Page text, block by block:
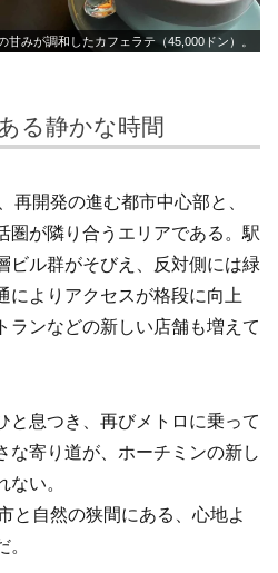
みが調和したカフェラテ（45,000ドン）。
る静かな時間
再開発の進む都市中心部と、
圏が隣り合うエリアである。駅
ビル群がそびえ、反対側には緑
によりアクセスが格段に向上
ランなどの新しい店舗も増えて
と息つき、再びメトロに乗って
な寄り道が、ホーチミンの新し
い。
と自然の狭間にある、心地よ